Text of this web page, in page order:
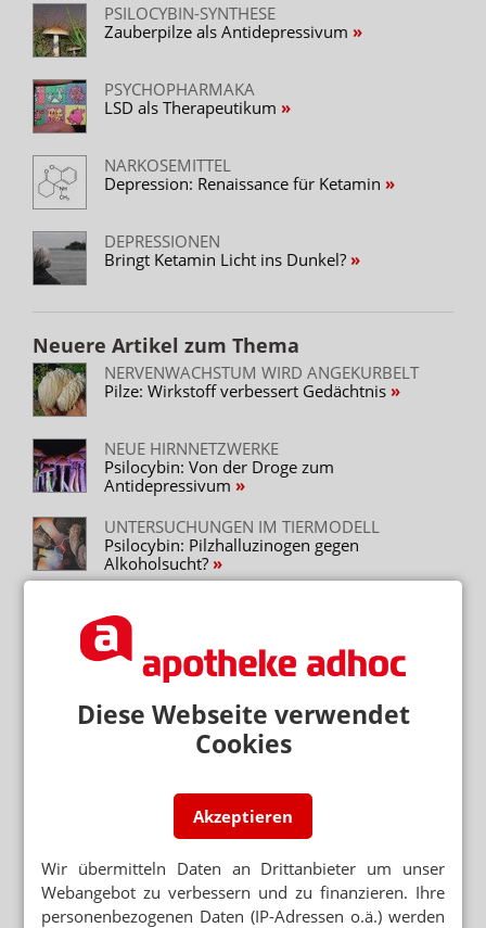
Diese Webseite verwendet
Cookies
Akzeptieren
Wir übermitteln Daten an Drittanbieter um unser
Webangebot zu verbessern und zu finanzieren. Ihre
personenbezogenen Daten (IP-Adressen o.ä.) werden
PSILOCYBIN-SYNTHESE
Zauberpilze als Antidepressivum
PSYCHOPHARMAKA
LSD als Therapeutikum
NARKOSEMITTEL
Depression: Renaissance für Ketamin
DEPRESSIONEN
Bringt Ketamin Licht ins Dunkel?
Neuere Artikel zum Thema
NERVENWACHSTUM WIRD ANGEKURBELT
Pilze: Wirkstoff verbessert Gedächtnis
NEUE HIRNNETZWERKE
Psilocybin: Von der Droge zum
Antidepressivum
UNTERSUCHUNGEN IM TIERMODELL
Psilocybin: Pilzhalluzinogen gegen
Alkoholsucht?
Psilocybin: Besserung innerhalb eines Tages
PSILOCYBIN BEI DEPRESSIONEN
NAHRUNGSERGÄNZUNGSMITTEL
PSILOCYBIN-FORSCHUNG
Chemiker”